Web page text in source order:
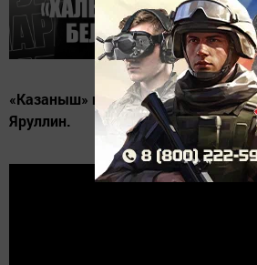
«Казаныш» проектының яңа
Яруллин.